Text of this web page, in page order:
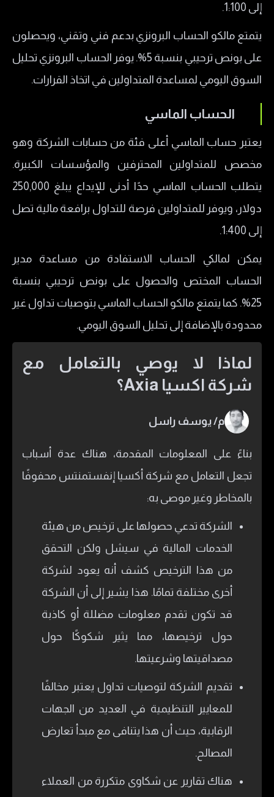
إلى 1:100.
يتمتع مالكو الحساب البرونزي بدعم فني وتقني، ويحصلون
على بونص ترحيبي بنسبة 5%. يوفر الحساب البرونزي تحليل
السوق اليومي لمساعدة المتداولين في اتخاذ القرارات.
الحساب الماسي
يعتبر حساب الماسي أعلى فئة من حسابات الشركة وهو
مخصص للمتداولين المحترفين والمؤسسات الكبيرة.
يتطلب الحساب الماسي حدًا أدنى للإيداع يبلغ 250,000
دولار، ويوفر للمتداولين فرصة للتداول برافعة مالية تصل
إلى 1:400.
يمكن لمالكي الحساب الاستفادة من مساعدة مدير
الحساب المختص والحصول على بونص ترحيبي بنسبة
25%. كما يتمتع مالكو الحساب الماسي بتوصيات تداول غير
محدودة بالإضافة إلى تحليل السوق اليومي.
لماذا لا يوصي بالتعامل مع
شركة اكسيا Axia؟
م/ يوسف راسل
بناءً على المعلومات المقدمة، هناك عدة أسباب
تجعل التعامل مع شركة أكسيا إنفستمنتس محفوفًا
بالمخاطر وغير موصى به:
الشركة تدعي حصولها على ترخيص من هيئة
الخدمات المالية في سيشل ولكن التحقق
من هذا الترخيص كشف أنه يعود لشركة
أخرى مختلفة تمامًا. هذا يشير إلى أن الشركة
قد تكون تقدم معلومات مضللة أو كاذبة
حول ترخيصها، مما يثير شكوكًا حول
مصداقيتها وشرعيتها.
تقديم الشركة لتوصيات تداول يعتبر مخالفًا
للمعايير التنظيمية في العديد من الجهات
الرقابية، حيث أن هذا يتنافى مع مبدأ تعارض
المصالح.
هناك تقارير عن شكاوى متكررة من العملاء